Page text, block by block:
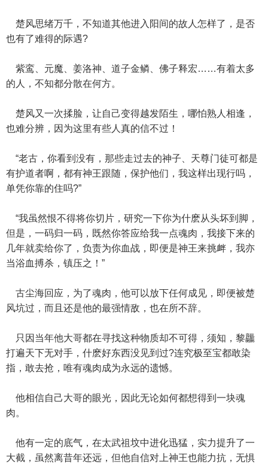
楚风思绪万千，不知道其他进入阳间的故人怎样了，是否
也有了难得的际遇?
紫鸾、元魔、姜洛神、道子金鳞、佛子释宏……有着太多
的人，不知都分散在何方。
楚风又一次揉脸，让自己变得越发陌生，哪怕熟人相逢，
也难分辨，因为这里有些人真的信不过！
“老古，你看到没有，那些走过去的神子、天尊门徒可都是
有护道者啊，都有神王跟随，保护他们，我这样出现行吗，
单凭你靠的住吗?”
“我虽然恨不得将你切片，研究一下你为什麽从头坏到脚，
但是，一码归一码，既然你答应给我一点魂肉，我接下来的
几年就卖给你了，负责为你血战，即便是神王来挑衅，我亦
当浴血搏杀，镇压之！”
古尘海回应，为了魂肉，他可以放下任何成见，即便被楚
风坑过，而且还是他的最强情敌，也在所不辞。
只因当年他大哥都在寻找这种物质却不可得，须知，黎龘
打遍天下无对手，什麽好东西没见到过?连究极至宝都敢染
指，敢去抢，唯有魂肉成为永远的遗憾。
他相信自己大哥的眼光，因此无论如何都想得到一块魂
肉。
他有一定的底气，在太武祖坟中进化迅猛，实力提升了一
大截，虽然离昔年还远，但他自信对上神王也能力抗，无惧